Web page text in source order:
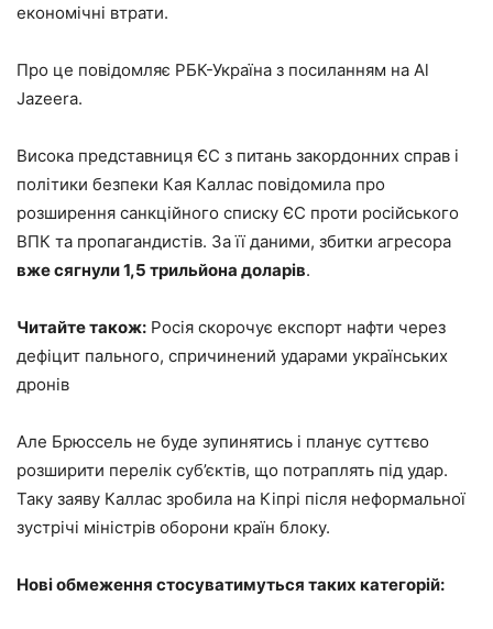
економічні втрати.
Про це повідомляє РБК-Україна з посиланням на Al
Jazeera.
Висока представниця ЄС з питань закордонних справ і
політики безпеки Кая Каллас повідомила про
розширення санкційного списку ЄС проти російського
ВПК та пропагандистів. За її даними, збитки агресора
вже сягнули 1,5 трильйона доларів.
Читайте також: Росія скорочує експорт нафти через
дефіцит пального, спричинений ударами українських
дронів
Але Брюссель не буде зупинятись і планує суттєво
розширити перелік суб’єктів, що потраплять під удар.
Таку заяву Каллас зробила на Кіпрі після неформальної
зустрічі міністрів оборони країн блоку.
Нові обмеження стосуватимуться таких категорій: